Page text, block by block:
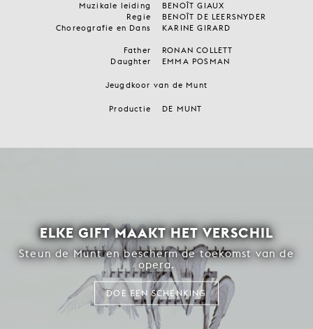
Muzikale leiding
BENOÎT GIAUX
Regie
BENOÎT DE LEERSNYDER
Choreografie en Dans
KARINE GIRARD
Father
RONAN COLLETT
Daughter
EMMA POSMAN
Jeugdkoor van de Munt
Productie DE MUNT
ELKE GIFT MAAKT HET VERSCHIL
Steun de Munt en bescherm de toekomst van de
opera.
DOE EEN SCHENKING